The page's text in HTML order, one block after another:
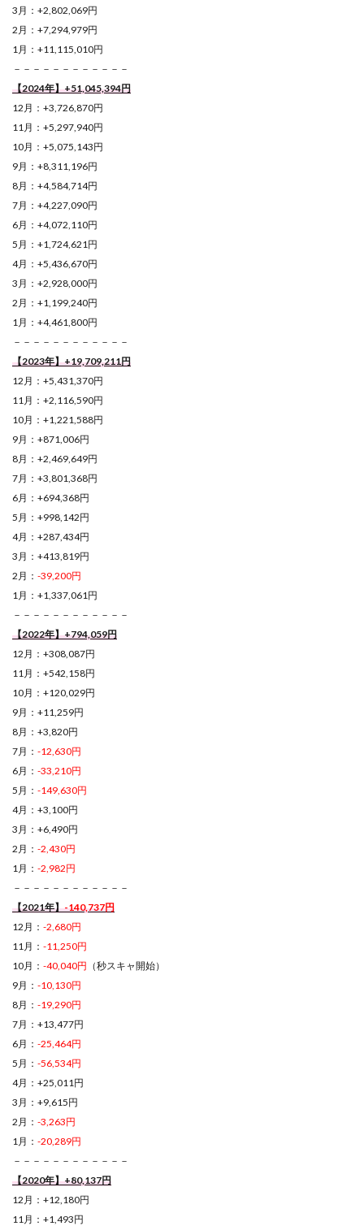
3月：+2,802,069円
2月：+7,294,979円
1月：+11,115,010円
－－－－－－－－－－－－
【2024年】+51,045,394円
12月：+3,726,870円
11月：+5,297,940円
10月：+5,075,143円
9月：+8,311,196円
8月：+4,584,714円
7月：+4,227,090円
6月：+4,072,110円
5月：+1,724,621円
4月：+5,436,670円
3月：+2,928,000円
2月：+1,199,240円
1月：+4,461,800円
－－－－－－－－－－－－
【2023年】+19,709,211円
12月：+5,431,370円
11月：+2,116,590円
10月：+1,221,588円
9月：+871,006円
8月：+2,469,649円
7月：+3,801,368円
6月：+694,368円
5月：+998,142円
4月：+287,434円
3月：+413,819円
2月： -39,200円
1月：+1,337,061円
－－－－－－－－－－－－
【2022年】+794,059円
12月：+308,087円
11月：+542,158円
10月：+120,029円
9月：+11,259円
8月：+3,820円
7月： -12,630円
6月： -33,210円
5月： -149,630円
4月：+3,100円
3月：+6,490円
2月： -2,430円
1月： -2,982円
－－－－－－－－－－－－
【2021年】-140,737円
12月： -2,680円
11月： -11,250円
10月： -40,040円 （秒スキャ開始）
9月： -10,130円
8月： -19,290円
7月：+13,477円
6月： -25,464円
5月： -56,534円
4月：+25,011円
3月：+9,615円
2月： -3,263円
1月： -20,289円
－－－－－－－－－－－－
【2020年】+80,137円
12月：+12,180円
11月：+1,493円